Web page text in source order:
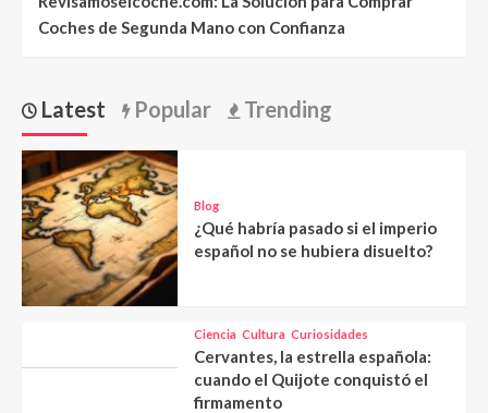
Coches de Segunda Mano con Confianza
Latest Popular Trending
Blog
¿Qué habría pasado si el imperio
español no se hubiera disuelto?
Ciencia Cultura Curiosidades
Cervantes, la estrella española:
cuando el Quijote conquistó el
firmamento